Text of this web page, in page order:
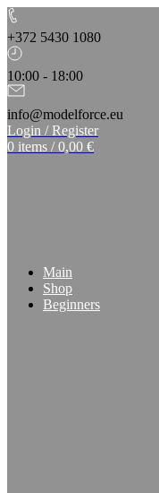
+372 5430 1080
10:00 - 18:00
info@modelforce.eu
Login / Register
0 items / 0,00 €
Main
Shop
Beginners